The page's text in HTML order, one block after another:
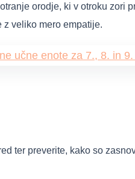
orodje, ki v otroku
z veliko mero empatije.
ter preverite, kako so